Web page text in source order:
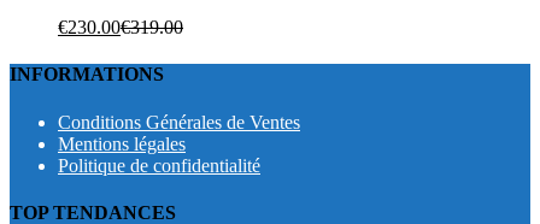
€230.00€319.00
INFORMATIONS
Conditions Générales de Ventes
Mentions légales
Politique de confidentialité
TOP TENDANCES